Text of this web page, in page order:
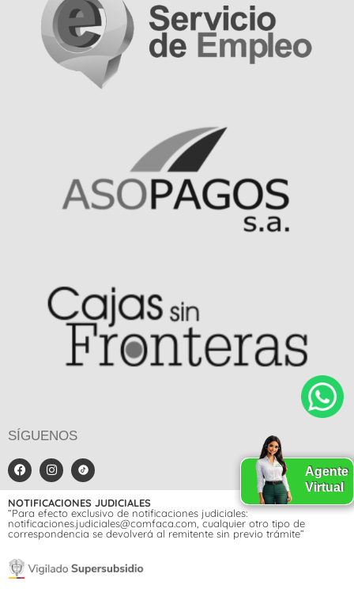
SÍGUENOS
NOTIFICACIONES JUDICIALES
“Para efecto exclusivo de notificaciones judiciales:
notificaciones.judiciales@comfaca.com, cualquier otro tipo de
correspondencia se devolverá al remitente sin previo trámite”
Agente
Virtual